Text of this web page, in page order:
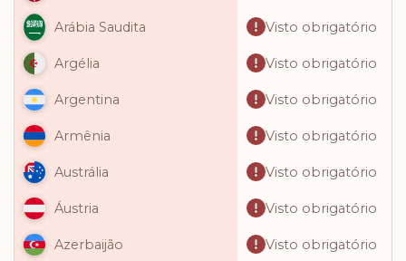
Arábia Saudita Visto obrigatório
Argélia Visto obrigatório
Argentina Visto obrigatório
Armênia Visto obrigatório
Austrália Visto obrigatório
Áustria Visto obrigatório
Azerbaijão Visto obrigatório